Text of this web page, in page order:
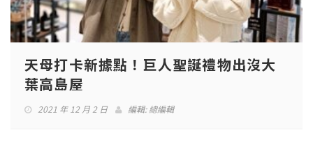
天母打卡新據點！巨人聖誕禮物出沒大
葉高島屋
2021 年 12 月 2 日 編輯:總編輯